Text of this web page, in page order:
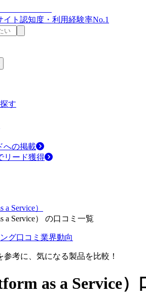
イト 認知度・利用経験率No.1
す
への掲載
リード獲得
a Service）
a Service） の口コミ一覧
グ口コミ 業界動向
考に、気になる製品を比較！
as a Service）